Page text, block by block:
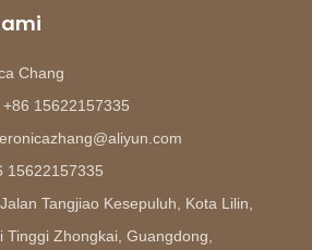
Chang
15622157335
15622157335
Tangjiao Kesepuluh, Kota Lilin,
Tinggi Zhongkai, Guangdong,